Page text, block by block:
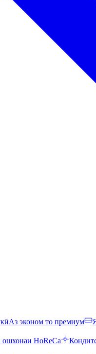
Аз эконом то премиум
ошхонаи HoReCa